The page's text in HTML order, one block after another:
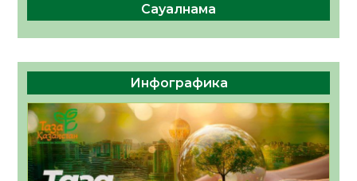
Сауалнама
Инфографика